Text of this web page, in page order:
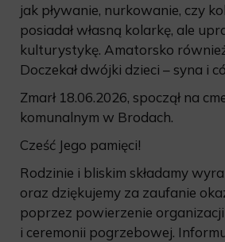
jak pływanie, nurkowanie, czy
posiadał własną kolarkę, ale
kulturystykę. Amatorsko
Doczekał dwójki dzieci – syna i
Zmarł 18.06.2026, spoczął na
komunalnym w Brodach.
Cześć Jego pamięci!
Rodzinie i bliskim składamy
oraz dziękujemy za zaufanie
poprzez powierzenie
i ceremonii pogrzebowej.